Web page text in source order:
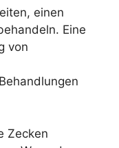
einen
Eine
von
Zecken